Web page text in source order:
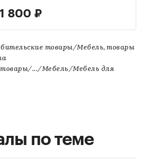
800 ₽
товары/Мебель, товары
товары/.../Мебель/Мебель для
по теме